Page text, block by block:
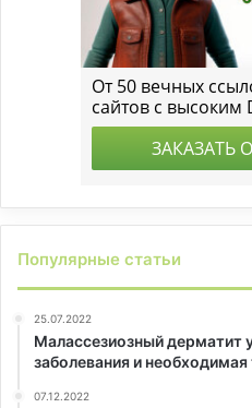
Популярные статьи
25.07.2022
Малассезиозный дерматит
заболевания и необходимая
07.12.2022